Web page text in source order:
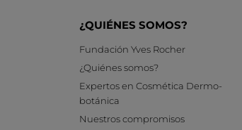
¿QUIÉNES SOMOS?
Fundación Yves Rocher
¿Quiénes somos?
Expertos en Cosmética Dermo-
botánica
Nuestros compromisos